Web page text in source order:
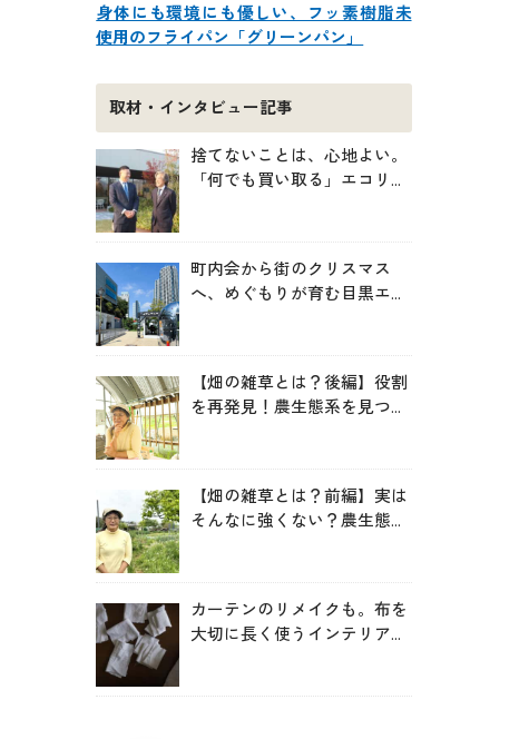
身体にも環境にも優しい、フッ素樹脂未
使用のフライパン「グリーンパン」
取材・インタビュー記事
捨てないことは、心地よい。
「何でも買い取る」エコリン
町内会から街のクリスマス
へ、めぐもりが育む目黒エリ
【畑の雑草とは？後編】役割
を再発見！農生態系を見つめ
【畑の雑草とは？前編】実は
そんなに強くない？農生態系
カーテンのリメイクも。布を
大切に長く使うインテリアの